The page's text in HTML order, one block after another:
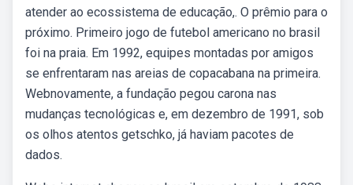
atender ao ecossistema de educação,. O prêmio para o
próximo. Primeiro jogo de futebol americano no brasil
foi na praia. Em 1992, equipes montadas por amigos
se enfrentaram nas areias de copacabana na primeira.
Webnovamente, a fundação pegou carona nas
mudanças tecnológicas e, em dezembro de 1991, sob
os olhos atentos getschko, já haviam pacotes de
dados.